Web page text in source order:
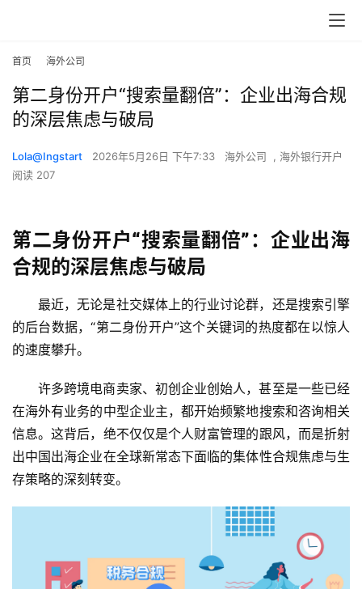
首页 海外公司
第二身份开户“搜索量翻倍”：企业出海合规
的深层焦虑与破局
Lola@Ingstart 2026年5月26日 下午7:33 海外公司 , 海外银行开户
阅读 207
第二身份开户“搜索量翻倍”：企业出海
合规的深层焦虑与破局
最近，无论是社交媒体上的行业讨论群，还是搜索引擎
的后台数据，“第二身份开户”这个关键词的热度都在以惊人
的速度攀升。
许多跨境电商卖家、初创企业创始人，甚至是一些已经
在海外有业务的中型企业主，都开始频繁地搜索和咨询相关
信息。这背后，绝不仅仅是个人财富管理的跟风，而是折射
出中国出海企业在全球新常态下面临的集体性合规焦虑与生
存策略的深刻转变。